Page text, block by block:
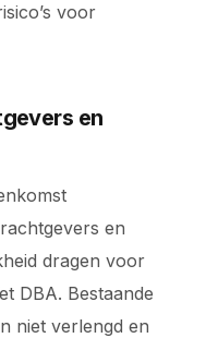
voor
en
en
dragen voor
DBA. Bestaande
niet verlengd en